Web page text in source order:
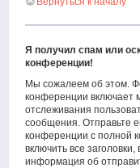
Я получил спам или
конференции!
Мы сожалеем об этом.
конференции включает
отслеживания
сообщения. Отправьте
конференции с полной
включить все
информация об